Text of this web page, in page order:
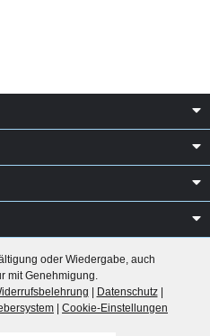
oder Wiedergabe, auch
mit Genehmigung.
Datenschutz|
Cookie-Einstellungen